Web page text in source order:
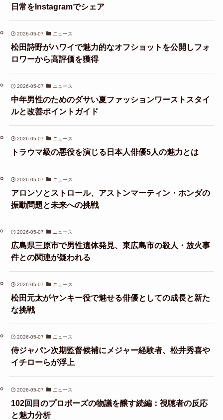
日常をInstagramでシェア
2026-05-07 ニュース
松田詩野がハワイで魅力的なオフショットを公開しフォ
ロワーから高評価を獲得
2026-05-07 ニュース
中年男性のためのダサい夏ファッションワーストスタイ
ルと改善ポイントガイド
2026-05-07 ニュース
トラウマ級の悪役を演じる日本人俳優5人の魅力とは
2026-05-07 ニュース
アロンソとストロール、アストンマーティン・ホンダの
振動問題と未来への挑戦
2026-05-07 ニュース
広島県三原市で男性遺体発見、東広島市の殺人・放火事
件との関連が疑われる
2026-05-07 ニュース
松田元太がヤンキー役で魅せる俳優としての成長と新た
な挑戦
2026-05-07 ニュース
侍ジャパン次期監督候補にメジャー経験者、松井秀喜や
イチローらが浮上
2026-05-07 ニュース
102回目のプロポーズの物議を醸す続編：視聴者の反応
と魅力分析